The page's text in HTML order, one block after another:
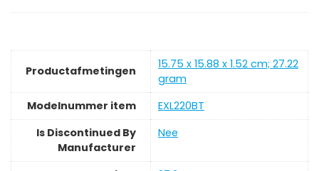
Productafmetingen
‎15.75 x 15.88 x 1.52 cm; 27.22
gram
Modelnummer item
‎EXL220BT
Is Discontinued By
Manufacturer
‎Nee